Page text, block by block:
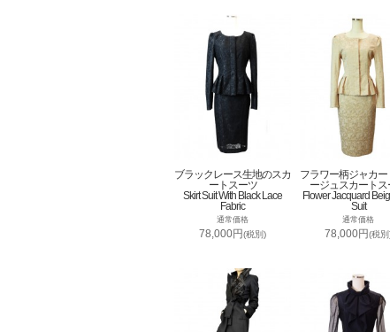
ブラックレース生地のスカ
ートスーツ
Skirt Suit With Black Lace
Fabric
通常価格
78,000円(税別)
フラワー柄ジャカー
ージュスカートス
Flower Jacquard
Suit
通常価格
78,000円(税